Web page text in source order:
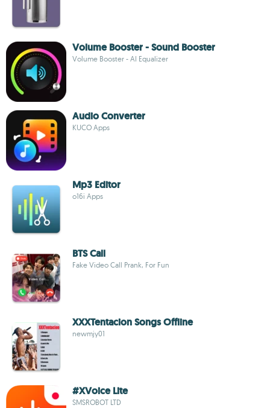
Volume Booster - Sound Booster
Volume Booster - AI Equalizer
Audio Converter
KUCO Apps
Mp3 Editor
o16i Apps
BTS Call
Fake Video Call Prank, For Fun
XXXTentacion Songs Offline
newmjy01
#XVoice Lite
SMSROBOT LTD